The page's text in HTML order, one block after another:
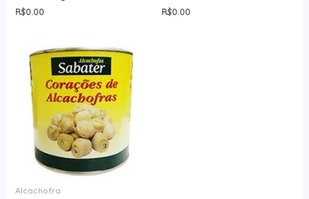
R$0.00 R$0.00
Alcachofra